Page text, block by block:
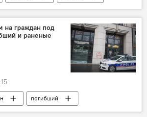
на граждан под
и раненые
погибший